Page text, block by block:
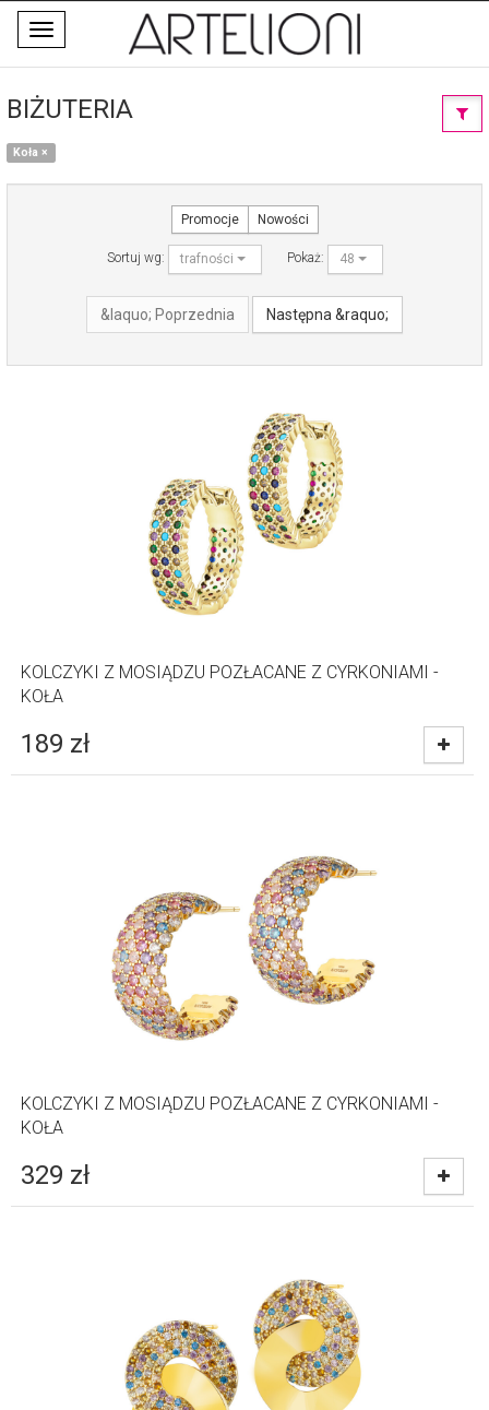
Toggle
navigation
BIŻUTERIA
Koła×
Promocje Nowości
Sortuj wg: trafności Pokaż: 48
&laquo; Poprzednia Następna &raquo;
KOLCZYKI Z MOSIĄDZU POZŁACANE Z CYRKONIAMI -
KOŁA
189 zł
KOLCZYKI Z MOSIĄDZU POZŁACANE Z CYRKONIAMI -
KOŁA
329 zł